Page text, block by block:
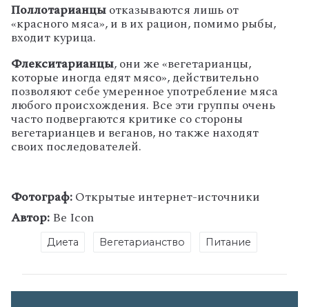
Поллотарианцыотказываются лишь от
«красного мяса», и в их рацион, помимо рыбы,
входит курица.
Флекситарианцы, они же «вегетарианцы,
которые иногда едят мясо», действительно
позволяют себе умеренное употребление мяса
любого происхождения. Все эти группы очень
часто подвергаются критике со стороны
вегетарианцев и веганов, но также находят
своих последователей.
Фотограф:Открытые интернет-источники
Автор:Be Icon
Диета Вегетарианство Питание